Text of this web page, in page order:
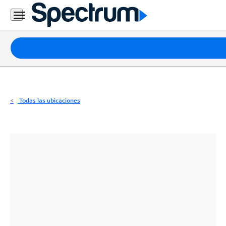
Residencial
Business
Paquetes
Internet
Todas las ubicaciones